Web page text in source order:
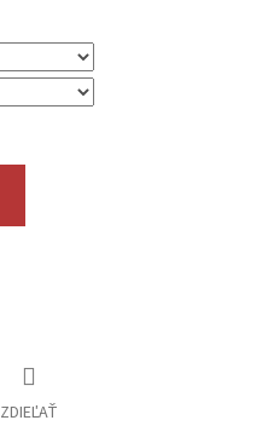
ZDIEĽAŤ